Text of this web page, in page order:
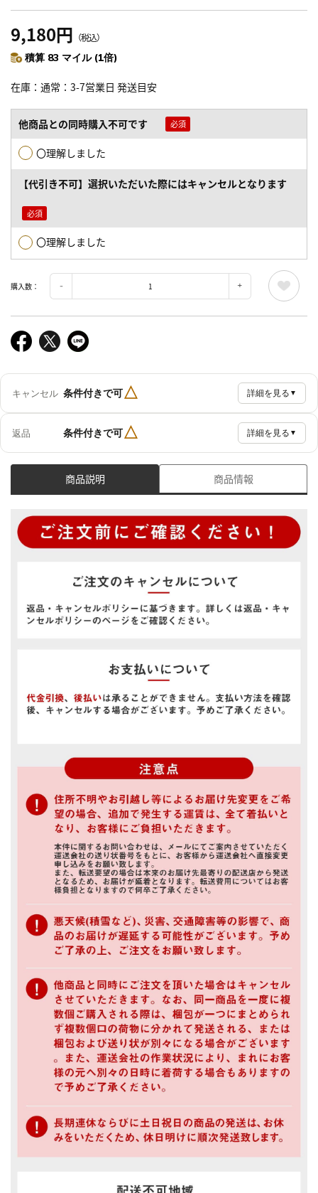
9,180円 （税込）
積算 83 マイル (1倍)
在庫 通常：3-7営業日 発送目安
他商品との同時購入不可です
〇理解しました
【代引き不可】選択いただいた際にはキャンセルとなります
〇理解しました
購入数：
キャンセル 条件付きで可△ 詳細を見る ▼
返品 条件付きで可△ 詳細を見る ▼
商品説明 商品情報